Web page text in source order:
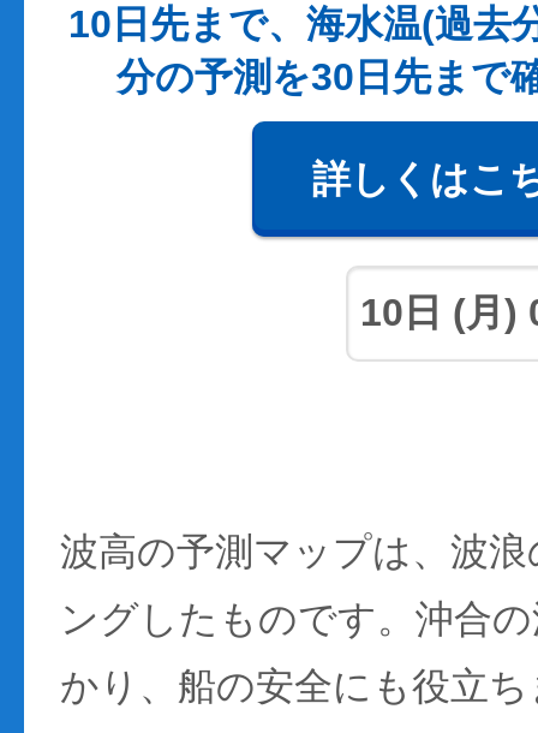
10日先まで、海水温(過去
分の予測を30日先まで
詳しくはこ
波高の予測マップは、波
ングしたものです。沖合
かり、船の安全にも役立